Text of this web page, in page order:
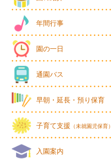
年間行事
園の一日
通園バス
早朝・延長・預り保育
子育て支援 （未就園児保育）
入園案内